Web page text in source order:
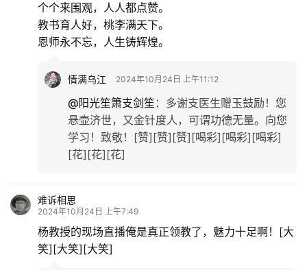
个个来围观，人人都点赞。
教书育人好，桃李满天下。
恩师永不忘，人生铸辉煌。
情满乌江 2024年10月24日 上午11:12
@阳光笙箫支剑笙 ： 多谢支医生赠玉鼓励！您
悬壶济世，又金针度人，可谓功德无量。向您
学习！致敬！[赞][赞][赞][喝彩][喝彩][喝彩]
[花][花][花]
难诉相思
2024年10月24日 上午7:49
杨教授的现场直播俺是真正领教了，魅力十足啊！[大
笑][大笑][大笑]